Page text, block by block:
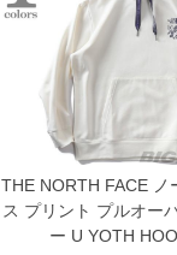
THE NORTH FACE ノ
ス プリント プルオー
ー U YOTH